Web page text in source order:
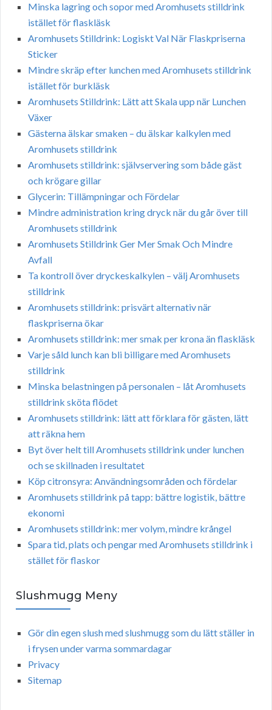
Minska lagring och sopor med Aromhusets stilldrink
istället för flaskläsk
Aromhusets Stilldrink: Logiskt Val När Flaskpriserna
Sticker
Mindre skräp efter lunchen med Aromhusets stilldrink
istället för burkläsk
Aromhusets Stilldrink: Lätt att Skala upp när Lunchen
Växer
Gästerna älskar smaken – du älskar kalkylen med
Aromhusets stilldrink
Aromhusets stilldrink: självservering som både gäst
och krögare gillar
Glycerin: Tillämpningar och Fördelar
Mindre administration kring dryck när du går över till
Aromhusets stilldrink
Aromhusets Stilldrink Ger Mer Smak Och Mindre
Avfall
Ta kontroll över dryckeskalkylen – välj Aromhusets
stilldrink
Aromhusets stilldrink: prisvärt alternativ när
flaskpriserna ökar
Aromhusets stilldrink: mer smak per krona än flaskläsk
Varje såld lunch kan bli billigare med Aromhusets
stilldrink
Minska belastningen på personalen – låt Aromhusets
stilldrink sköta flödet
Aromhusets stilldrink: lätt att förklara för gästen, lätt
att räkna hem
Byt över helt till Aromhusets stilldrink under lunchen
och se skillnaden i resultatet
Köp citronsyra: Användningsområden och fördelar
Aromhusets stilldrink på tapp: bättre logistik, bättre
ekonomi
Aromhusets stilldrink: mer volym, mindre krångel
Spara tid, plats och pengar med Aromhusets stilldrink i
stället för flaskor
Slushmugg Meny
Gör din egen slush med slushmugg som du lätt ställer in
i frysen under varma sommardagar
Privacy
Sitemap